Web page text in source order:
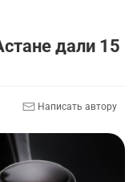
дали 15
Написать автору